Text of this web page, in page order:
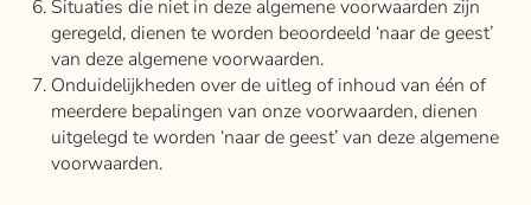
Situaties die niet in deze algemene voorwaarden zijn
geregeld, dienen te worden beoordeeld ‘naar de geest’
van deze algemene voorwaarden.
Onduidelijkheden over de uitleg of inhoud van één of
meerdere bepalingen van onze voorwaarden, dienen
uitgelegd te worden ‘naar de geest’ van deze algemene
voorwaarden.